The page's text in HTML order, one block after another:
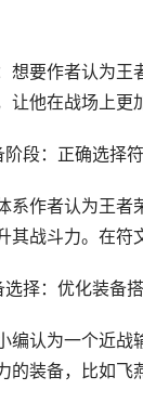
想要作者认为王
让他在战场上更
阶段：正确选择
系作者认为王者
其战斗力。在符
选择：优化装备
编认为一个近战
的装备，比如飞